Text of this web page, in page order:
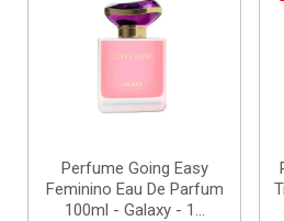
Perfume Going Easy
Feminino Eau De Parfum
100ml - Galaxy - 1...